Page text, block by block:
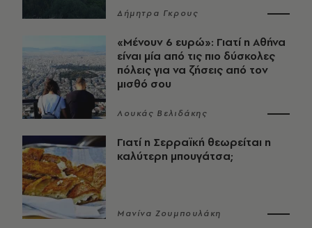
Δήμητρα Γκρους
«Μένουν 6 ευρώ»: Γιατί η Αθήνα
είναι μία από τις πιο δύσκολες
πόλεις για να ζήσεις από τον
μισθό σου
Λουκάς Βελιδάκης
Γιατί η Σερραϊκή θεωρείται η
καλύτερη μπουγάτσα;
Μανίνα Ζουμπουλάκη